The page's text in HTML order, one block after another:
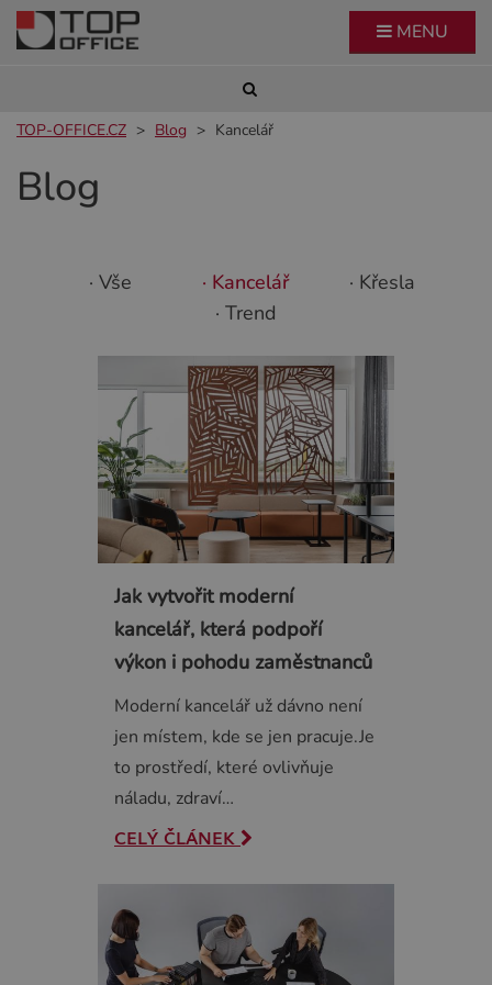
MENU
TOP-OFFICE.CZ Blog Kancelář
Blog
· Vše · Kancelář
· Křesla
· Trend
Jak vytvořit moderní
kancelář, která podpoří
výkon i pohodu zaměstnanců
Moderní kancelář už dávno není
jen místem, kde se jen pracuje.Je
to prostředí, které ovlivňuje
náladu, zdraví…
CELÝ ČLÁNEK